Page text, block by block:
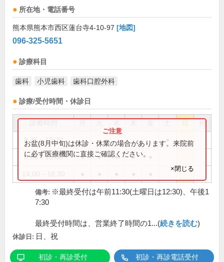
所在地・電話番号
熊本県熊本市西区蓮台寺4-10-97 [地図]
096-325-5651
診療科目
歯科 小児歯科 歯科口腔外科
診療/受付時間・休診日
祝
8:45～13:30
9:00～12:30 ● ● ● ●
お盆(8月中旬)は休診・休業の場合があります。来院前
に必ず医療機関に直接ご確認ください。
×閉じる
備考: ※最終受付は午前11:30(土曜日は12:30)、午後1
7:30
最終受付時間は、営業終了時間の1...(続きを読む)
休診日: 日、祝
初診・再診受付 初診・再診電話受付